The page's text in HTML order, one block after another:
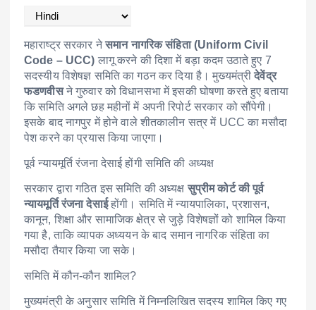
महाराष्ट्र सरकार नेसमान नागरिक संहिता (Uniform Civil
Code – UCC) लागू करने की दिशा में बड़ा कदम उठाते हुए 7
सदस्यीय विशेषज्ञ समिति का गठन कर दिया है। मुख्यमंत्रीदेवेंद्र
फडणवीसने गुरुवार को विधानसभा में इसकी घोषणा करते हुए बताया
कि समिति अगले छह महीनों में अपनी रिपोर्ट सरकार को सौंपेगी।
इसके बाद नागपुर में होने वाले शीतकालीन सत्र में UCC का मसौदा
पेश करने का प्रयास किया जाएगा।
पूर्व न्यायमूर्ति रंजना देसाई होंगी समिति की अध्यक्ष
सरकार द्वारा गठित इस समिति की अध्यक्षसुप्रीम कोर्ट की पूर्व
न्यायमूर्ति रंजना देसाईहोंगी। समिति में न्यायपालिका, प्रशासन,
कानून, शिक्षा और सामाजिक क्षेत्र से जुड़े विशेषज्ञों को शामिल किया
गया है, ताकि व्यापक अध्ययन के बाद समान नागरिक संहिता का
मसौदा तैयार किया जा सके।
समिति में कौन-कौन शामिल?
मुख्यमंत्री के अनुसार समिति में निम्नलिखित सदस्य शामिल किए गए